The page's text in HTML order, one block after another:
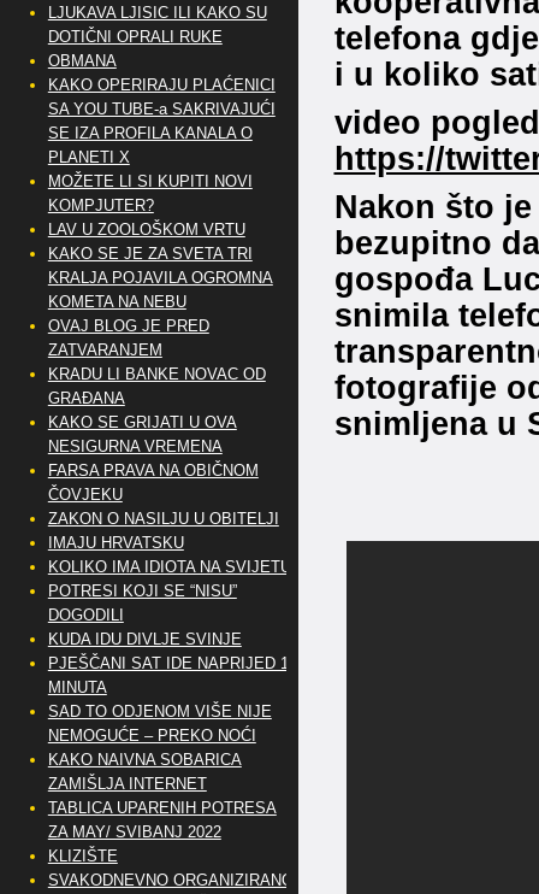
telefona
i u koliko
video
https://
Nakon što
bezupitno
gospođa
snimila
fotografije
snimljena u
LJUKAVA LJISIC ILI KAKO SU
DOTIČNI OPRALI RUKE
OBMANA
KAKO OPERIRAJU PLAĆENICI
SA YOU TUBE-a SAKRIVAJUĆI
SE IZA PROFILA KANALA O
PLANETI X
MOŽETE LI SI KUPITI NOVI
KOMPJUTER?
LAV U ZOOLOŠKOM VRTU
KAKO SE JE ZA SVETA TRI
KRALJA POJAVILA OGROMNA
KOMETA NA NEBU
OVAJ BLOG JE PRED
ZATVARANJEM
KRADU LI BANKE NOVAC OD
GRAĐANA
KAKO SE GRIJATI U OVA
NESIGURNA VREMENA
FARSA PRAVA NA OBIČNOM
ČOVJEKU
ZAKON O NASILJU U OBITELJI
IMAJU HRVATSKU
KOLIKO IMA IDIOTA NA SVIJETU?
POTRESI KOJI SE “NISU”
DOGODILI
KUDA IDU DIVLJE SVINJE
PJEŠČANI SAT IDE NAPRIJED 10
MINUTA
SAD TO ODJENOM VIŠE NIJE
NEMOGUĆE – PREKO NOĆI
KAKO NAIVNA SOBARICA
ZAMIŠLJA INTERNET
TABLICA UPARENIH POTRESA
ZA MAY/ SVIBANJ 2022
KLIZIŠTE
SVAKODNEVNO ORGANIZIRANO